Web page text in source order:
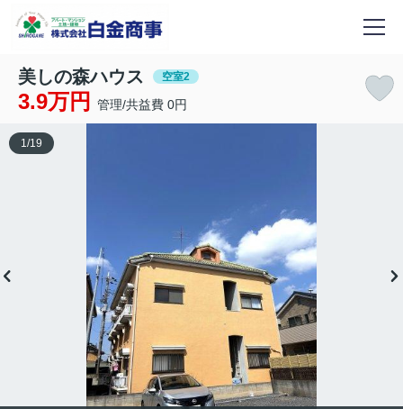
美しの森ハウス 空室2
3.9万円 管理/共益費 0円
1 /19